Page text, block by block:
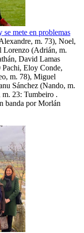
mete en problemas
m. 73), Noel,
Lorenzo (Adrián, m.
David Lamas
Eloy Conde,
m. 78), Miguel
Sánchez (Nando, m.
23: Tumbeiro .
banda por Morlán